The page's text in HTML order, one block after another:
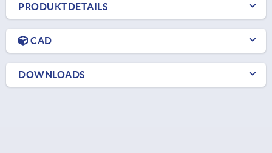
PRODUKTDETAILS
CAD
DOWNLOADS